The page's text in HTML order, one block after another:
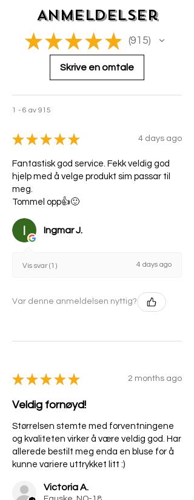
Anmeldelser
★ ★ ★ ★ ★ 915
915
Skrive en omtale
1 - 6 av 915
★ ★ ★ ★ ★ 4 days ago
Fantastisk god service. Fekk veldig god
hjelp med å velge produkt sim passar til
meg.
Tommel opp👍🙂
Ingmar J.
Vis svar (1) 4 days ago
Var denne anmeldelsen nyttig?
★ ★ ★ ★ ★ 2 months ago
Veldig fornøyd!
Størrelsen stemte med forventningene
og kvaliteten virker å være veldig god. Har
allerede bestilt meg enda en bluse for å
kunne variere uttrykket litt :)
Victoria A.